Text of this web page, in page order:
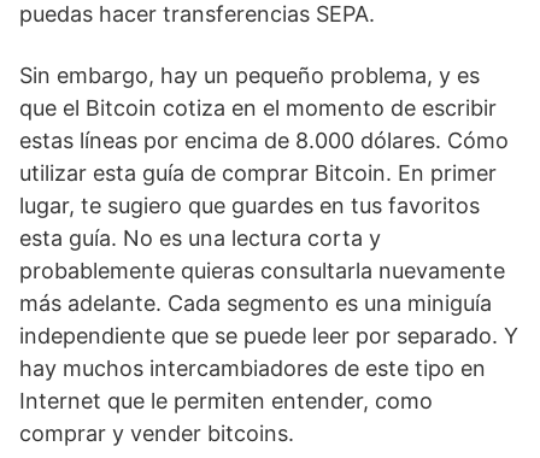
puedas hacer transferencias SEPA.
Sin embargo, hay un pequeño problema, y es
que el Bitcoin cotiza en el momento de escribir
estas líneas por encima de 8.000 dólares. Cómo
utilizar esta guía de comprar Bitcoin. En primer
lugar, te sugiero que guardes en tus favoritos
esta guía. No es una lectura corta y
probablemente quieras consultarla nuevamente
más adelante. Cada segmento es una miniguía
independiente que se puede leer por separado. Y
hay muchos intercambiadores de este tipo en
Internet que le permiten entender, como
comprar y vender bitcoins.